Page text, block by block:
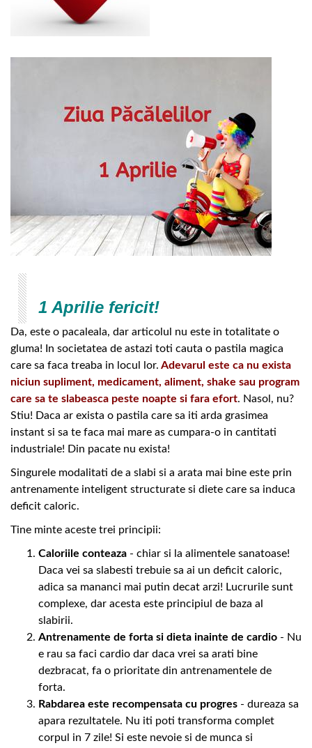
1 Aprilie fericit!
Da, este o pacaleala, dar articolul nu este in totalitate o
gluma! In societatea de astazi toti cauta o pastila magica
care sa faca treaba in locul lor. Adevarul este ca nu exista
niciun supliment, medicament, aliment, shake sau program
care sa te slabeasca peste noapte si fara efort. Nasol, nu?
Stiu! Daca ar exista o pastila care sa iti arda grasimea
instant si sa te faca mai mare as cumpara-o in cantitati
industriale! Din pacate nu exista!
Singurele modalitati de a slabi si a arata mai bine este prin
antrenamente inteligent structurate si diete care sa induca
deficit caloric.
Tine minte aceste trei principii:
Caloriile conteaza - chiar si la alimentele sanatoase!
Daca vei sa slabesti trebuie sa ai un deficit caloric,
adica sa mananci mai putin decat arzi! Lucrurile sunt
complexe, dar acesta este principiul de baza al
slabirii.
Antrenamente de forta si dieta inainte de cardio - Nu
e rau sa faci cardio dar daca vrei sa arati bine
dezbracat, fa o prioritate din antrenamentele de
forta.
Rabdarea este recompensata cu progres - dureaza sa
apara rezultatele. Nu iti poti transforma complet
corpul in 7 zile! Si este nevoie si de munca si